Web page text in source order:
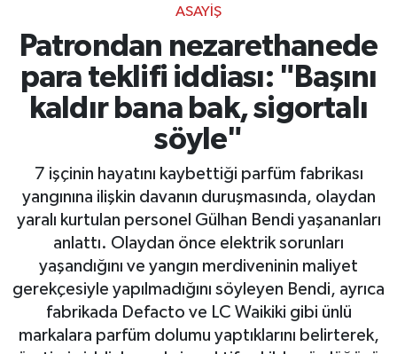
ASAYIŞ
Patrondan nezarethanede
para teklifi iddiası: "Başını
kaldır bana bak, sigortalı
söyle"
7 işçinin hayatını kaybettiği parfüm fabrikası
yangınına ilişkin davanın duruşmasında, olaydan
yaralı kurtulan personel Gülhan Bendi yaşananları
anlattı. Olaydan önce elektrik sorunları
yaşandığını ve yangın merdiveninin maliyet
gerekçesiyle yapılmadığını söyleyen Bendi, ayrıca
fabrikada Defacto ve LC Waikiki gibi ünlü
markalara parfüm dolumu yaptıklarını belirterek,